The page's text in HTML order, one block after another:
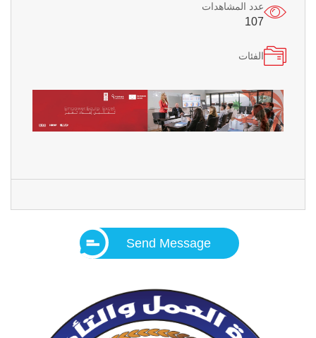
عدد المشاهدات
107
الفئات
Send Message